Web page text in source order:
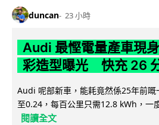
duncan 23 小時
Audi 最慳電量產車
彩造型曝光 快充 26
Audi 呢部新車，能耗竟然係25年前
至0.24，每百公里只需12.8 kWh，一
閱讀全文